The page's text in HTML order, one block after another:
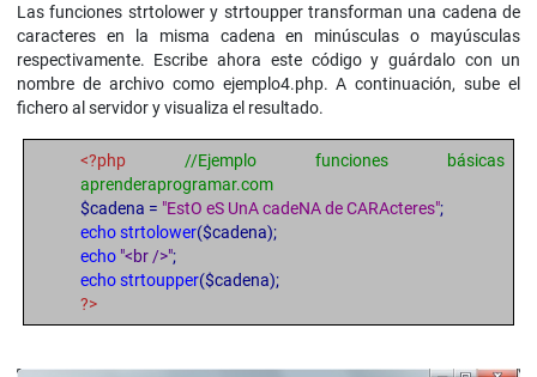
Las funciones strtolower y strtoupper transforman una cadena de
caracteres en la misma cadena en minúsculas o mayúsculas
respectivamente. Escribe ahora este código y guárdalo con un
nombre de archivo como ejemplo4.php. A continuación, sube el
fichero al servidor y visualiza el resultado.
<?php //Ejemplo funciones básicas
aprenderaprogramar.com
$cadena = "EstO eS UnA cadeNA de CARActeres";
echo strtolower($cadena);
echo "<br />";
echo strtoupper($cadena);
?>